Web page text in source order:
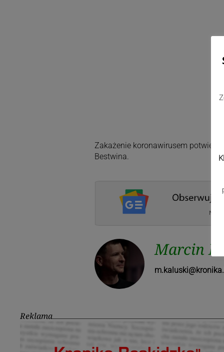
Zakażenie koronawirusem
Bestwina.
Marcin
Reklama